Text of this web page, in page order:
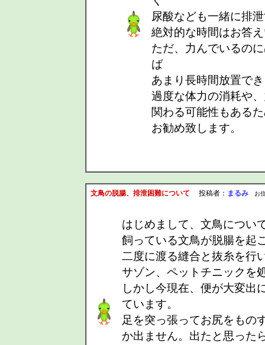
尿酸なども一緒に排
絶対的な時間はお答
ただ、力んでいるの
ば
あまり長時間放置で
過度な体力の消耗や
関わる可能性もある
お勧め致します。
文鳥の脱腸、排泄困難について 投稿者： まるみ お住
はじめまして、文鳥につい
飼っている文鳥が脱腸を起
二度に渡る縫合と抜糸を行
サゾン、ペットチニックを
しかし今現在、便が大変出
ています。
足を突っ張ってお尻をもの
か出ません。出たと思った